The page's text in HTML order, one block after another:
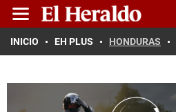
INICIO EH PLUS HONDURAS